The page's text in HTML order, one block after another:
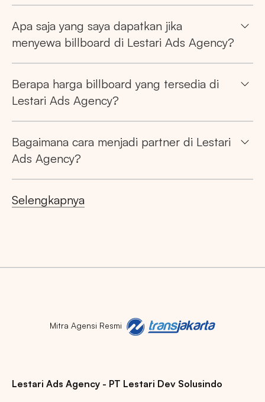
Apa saja yang saya dapatkan jika
menyewa billboard di Lestari Ads Agency?
Berapa harga billboard yang tersedia di
Lestari Ads Agency?
Bagaimana cara menjadi partner di Lestari
Ads Agency?
Selengkapnya
Mitra Agensi Resmi
Lestari Ads Agency - PT Lestari Dev Solusindo